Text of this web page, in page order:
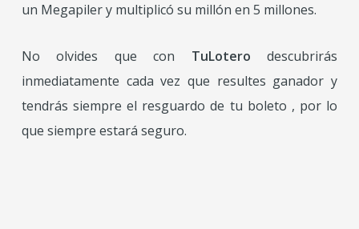
un Megapiler y multiplicó su millón en 5 millones.
No olvides que con TuLotero descubrirás
inmediatamente cada vez que resultes ganador y
tendrás siempre el resguardo de tu boleto , por lo
que siempre estará seguro.